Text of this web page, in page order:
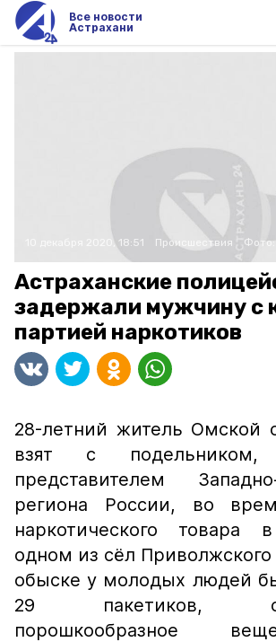
Все новости
Астрахани
10 декабря 2020, 18:51 Происшествия Фото:
Астраханские
задержали мужчину с
партией наркотиков
28-летний житель Омской
взят с подельником,
представителем
региона России, во
наркотического товара
одном из сёл
обыске у молодых людей
29 пакетиков,
порошкообразное